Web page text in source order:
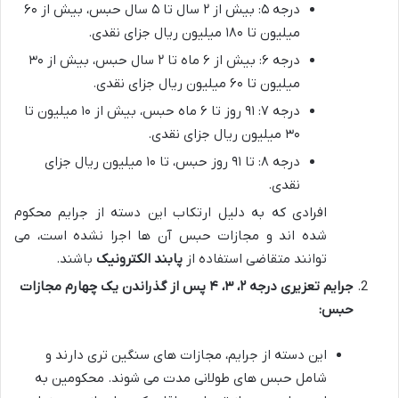
درجه ۵: بیش از ۲ سال تا ۵ سال حبس، بیش از ۶۰
میلیون تا ۱۸۰ میلیون ریال جزای نقدی.
درجه ۶: بیش از ۶ ماه تا ۲ سال حبس، بیش از ۳۰
میلیون تا ۶۰ میلیون ریال جزای نقدی.
درجه ۷: ۹۱ روز تا ۶ ماه حبس، بیش از ۱۰ میلیون تا
۳۰ میلیون ریال جزای نقدی.
درجه ۸: تا ۹۱ روز حبس، تا ۱۰ میلیون ریال جزای
نقدی.
افرادی که به دلیل ارتکاب این دسته از جرایم محکوم
شده اند و مجازات حبس آن ها اجرا نشده است، می
توانند متقاضی استفاده از پابند الکترونیک باشند.
جرایم تعزیری درجه ۲، ۳، ۴ پس از گذراندن یک چهارم مجازات
حبس:
این دسته از جرایم، مجازات های سنگین تری دارند و
شامل حبس های طولانی مدت می شوند. محکومین به